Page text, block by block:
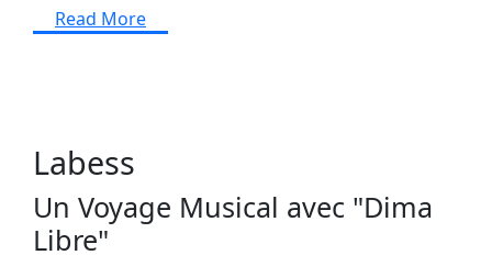
Read More
Labess
Un Voyage Musical avec "Dima
Libre"